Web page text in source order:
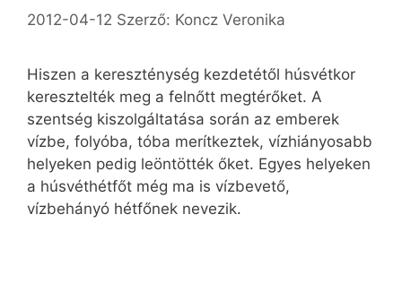
2012-04-12 Szerző: Koncz Veronika
Hiszen a kereszténység kezdetétől húsvétkor
keresztelték meg a felnőtt megtérőket. A
szentség kiszolgáltatása során az emberek
vízbe, folyóba, tóba merítkeztek, vízhiányosabb
helyeken pedig leöntötték őket. Egyes helyeken
a húsvéthétfőt még ma is vízbevető,
vízbehányó hétfőnek nevezik.